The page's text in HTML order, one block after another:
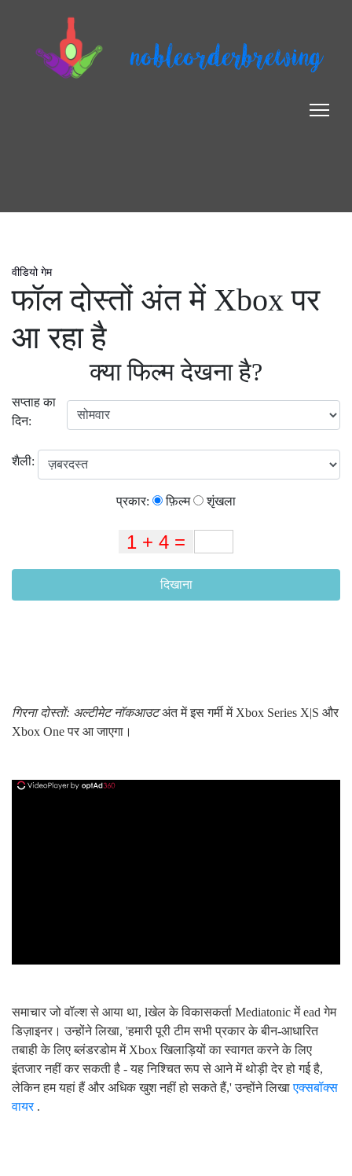
nobleorderbrewing
वीडियो गेम
फॉल दोस्तों अंत में Xbox पर
आ रहा है
क्या फिल्म देखना है?
सप्ताह का
दिन:
शैली:
प्रकार: फ़िल्म शृंखला
दिखाना
गिरना दोस्तों: अल्टीमेट नॉकआउटअंत में इस गर्मी में Xbox Series X|S और
Xbox One पर आ जाएगा।
समाचार जो वॉल्श से आया था, lखेल के विकासकर्ता Mediatonic में ead गेम
डिज़ाइनर। उन्होंने लिखा, 'हमारी पूरी टीम सभी प्रकार के बीन-आधारित
तबाही के लिए ब्लंडरडोम में Xbox खिलाड़ियों का स्वागत करने के लिए
इंतजार नहीं कर सकती है - यह निश्चित रूप से आने में थोड़ी देर हो गई है,
लेकिन हम यहां हैं और अधिक खुश नहीं हो सकते हैं,' उन्होंने लिखाएक्सबॉक्स
वायर.